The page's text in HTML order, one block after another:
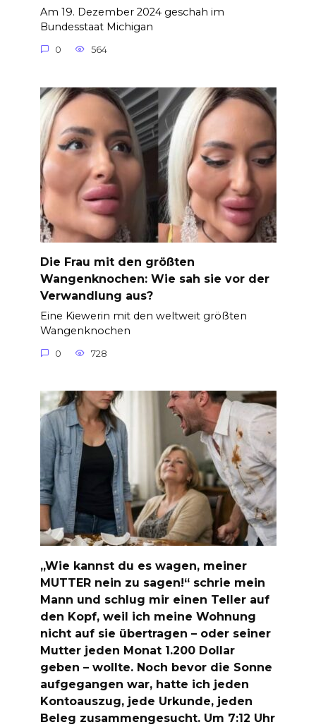
Am 19. Dezember 2024 geschah im
Bundesstaat Michigan
0 564
Die Frau mit den größten
Wangenknochen: Wie sah sie vor der
Verwandlung aus?
Eine Kiewerin mit den weltweit größten
Wangenknochen
0 728
„Wie kannst du es wagen, meiner
MUTTER nein zu sagen!“ schrie mein
Mann und schlug mir einen Teller auf
den Kopf, weil ich meine Wohnung
nicht auf sie übertragen – oder seiner
Mutter jeden Monat 1.200 Dollar
geben – wollte. Noch bevor die Sonne
aufgegangen war, hatte ich jeden
Kontoauszug, jede Urkunde, jeden
Beleg zusammengesucht. Um 7:12 Uhr